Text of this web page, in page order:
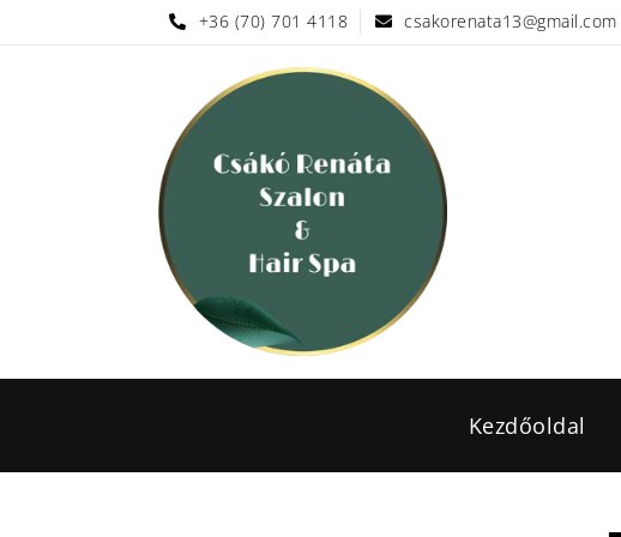
+36 (70) 701 4118 csakorenata13@gmail.com
Kezdőoldal